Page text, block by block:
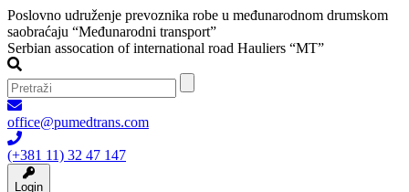
Poslovno udruženje prevoznika robe u međunarodnom drumskom
saobraćaju “Međunarodni transport”
Serbian assocation of international road Hauliers “MT”
office@pumedtrans.com
(+381 11) 32 47 147
Login